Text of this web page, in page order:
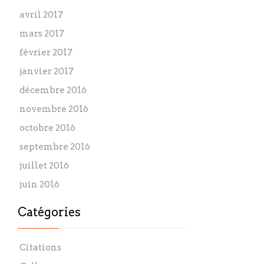
avril 2017
mars 2017
février 2017
janvier 2017
décembre 2016
novembre 2016
octobre 2016
septembre 2016
juillet 2016
juin 2016
Catégories
Citations